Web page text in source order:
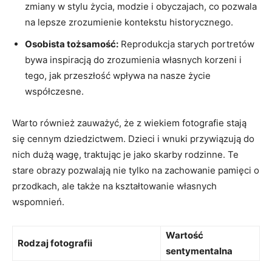
zmiany w stylu życia, modzie i obyczajach, co pozwala
na lepsze zrozumienie kontekstu historycznego.
Osobista tożsamość: Reprodukcja starych portretów
bywa inspiracją do zrozumienia własnych⁢ korzeni i
tego, jak przeszłość wpływa na nasze życie
współczesne.
Warto również zauważyć, że z wiekiem fotografie stają
się cennym ‌dziedzictwem. Dzieci i wnuki przywiązują do
nich dużą wagę, traktując je​ jako skarby rodzinne. Te
stare obrazy pozwalają nie tylko na zachowanie pamięci o
przodkach, ale także⁣ na kształtowanie własnych
wspomnień.
Rodzaj fotografii
Wartość​
sentymentalna